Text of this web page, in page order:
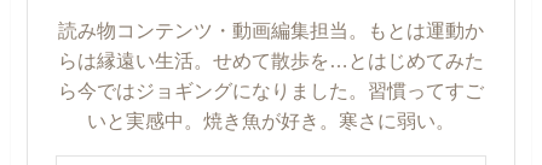
読み物コンテンツ・動画編集担当。もとは運動か
らは縁遠い生活。せめて散歩を…とはじめてみた
ら今ではジョギングになりました。習慣ってすご
いと実感中。焼き魚が好き。寒さに弱い。